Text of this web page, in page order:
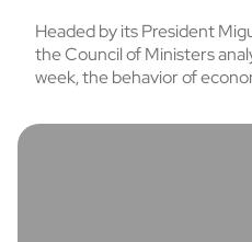
Headed by its President
the Council of Ministers
week, the behavior of